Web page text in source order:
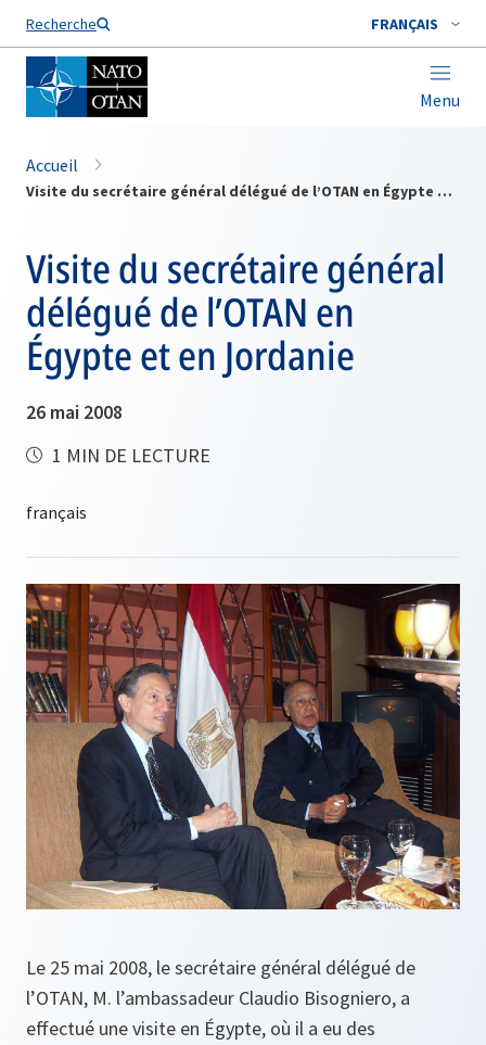
Recherche FRANÇAIS
Menu
Nom de famille*
Accueil
Visite du secrétaire général délégué de l’OTAN en Égypte et en Jordanie
Visite du secrétaire général
délégué de l’OTAN en
Égypte et en Jordanie
26 mai 2008
1 MIN DE LECTURE
Le 25 mai 2008, le secrétaire général délégué de
l’OTAN, M. l’ambassadeur Claudio Bisogniero, a
effectué une visite en Égypte, où il a eu des